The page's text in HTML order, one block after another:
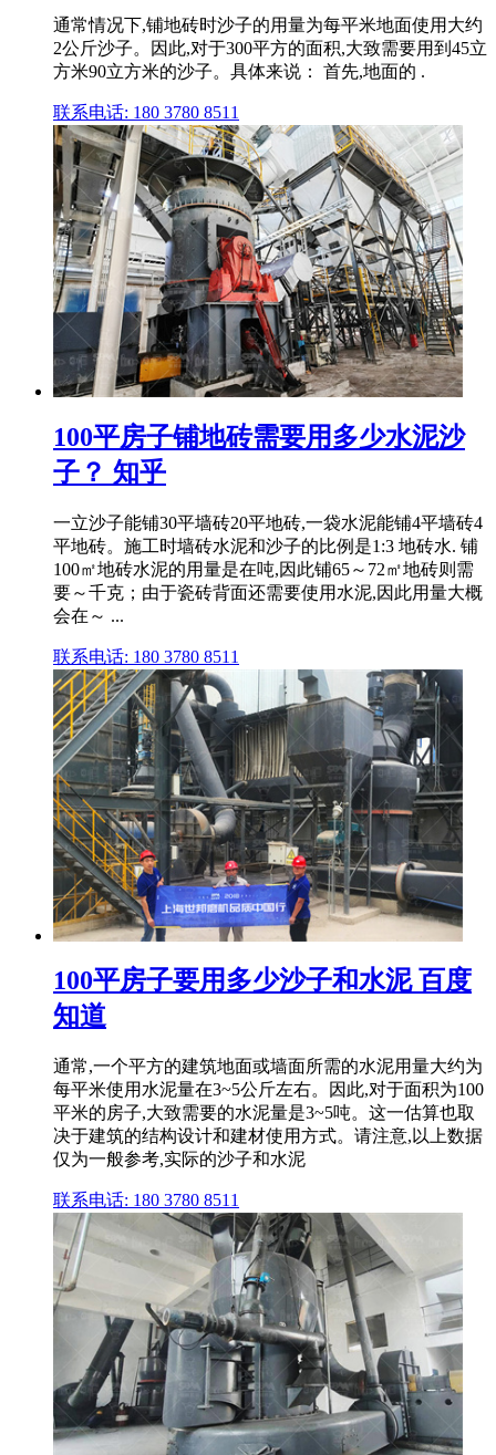
通常情况下,铺地砖时沙子的用量为每平米地面使用大约
2公斤沙子。因此,对于300平方的面积,大致需要用到45立
方米90立方米的沙子。具体来说： 首先,地面的 .
联系电话: 180 3780 8511
100平房子铺地砖需要用多少水泥沙
子？ 知乎
一立沙子能铺30平墙砖20平地砖,一袋水泥能铺4平墙砖4
平地砖。施工时墙砖水泥和沙子的比例是1:3 地砖水. 铺
100㎡地砖水泥的用量是在吨,因此铺65～72㎡地砖则需
要～千克；由于瓷砖背面还需要使用水泥,因此用量大概
会在～ ...
联系电话: 180 3780 8511
100平房子要用多少沙子和水泥 百度
知道
通常,一个平方的建筑地面或墙面所需的水泥用量大约为
每平米使用水泥量在3~5公斤左右。因此,对于面积为100
平米的房子,大致需要的水泥量是3~5吨。这一估算也取
决于建筑的结构设计和建材使用方式。请注意,以上数据
仅为一般参考,实际的沙子和水泥
联系电话: 180 3780 8511